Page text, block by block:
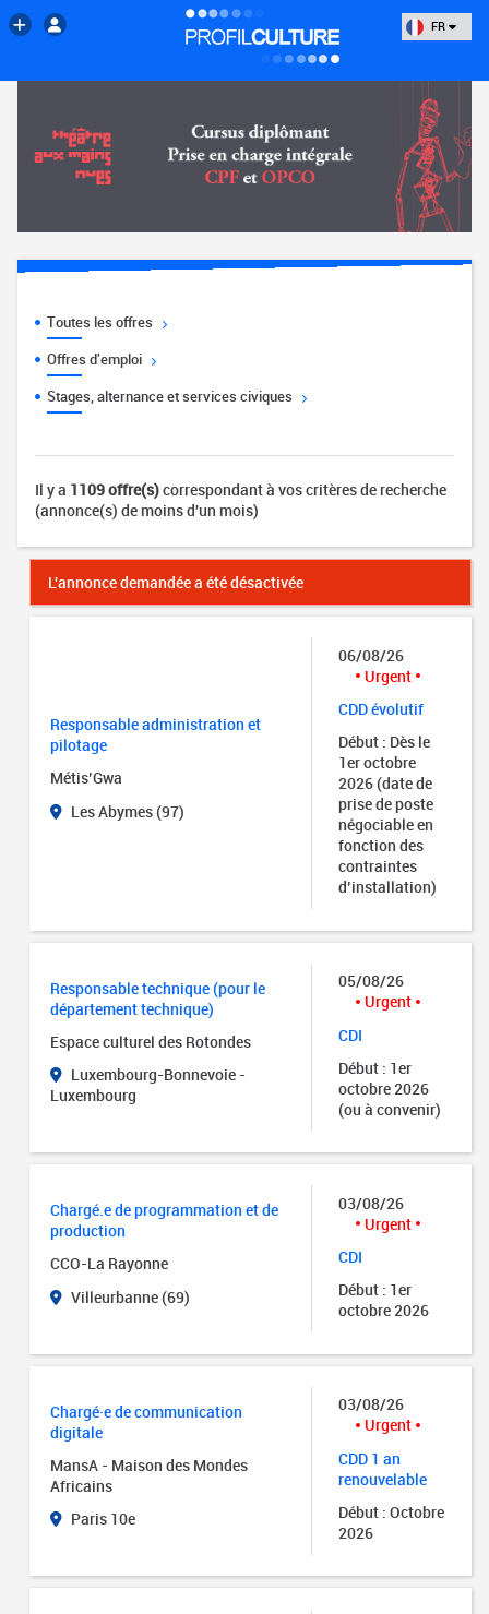
FR
Toutes les offres
Offres d'emploi
Stages, alternance et services civiques
Il y a 1109 offre(s)correspondant à vos critères de recherche
(annonce(s) de moins d'un mois)
L'annonce demandée a été désactivée
Responsable administration et
pilotage
Métis’Gwa
Les Abymes (97)
06/08/26
Urgent
CDD évolutif
Début : Dès le
1er octobre
2026 (date de
prise de poste
négociable en
fonction des
contraintes
d’installation)
Responsable technique (pour le
département technique)
Espace culturel des Rotondes
Luxembourg-Bonnevoie -
Luxembourg
05/08/26
Urgent
CDI
Début : 1er
octobre 2026
(ou à convenir)
Chargé.e de programmation et de
production
CCO-La Rayonne
Villeurbanne (69)
03/08/26
Urgent
CDI
Début : 1er
octobre 2026
Chargé·e de communication
digitale
MansA - Maison des Mondes
Africains
Paris 10e
03/08/26
Urgent
CDD 1 an
renouvelable
Début : Octobre
2026